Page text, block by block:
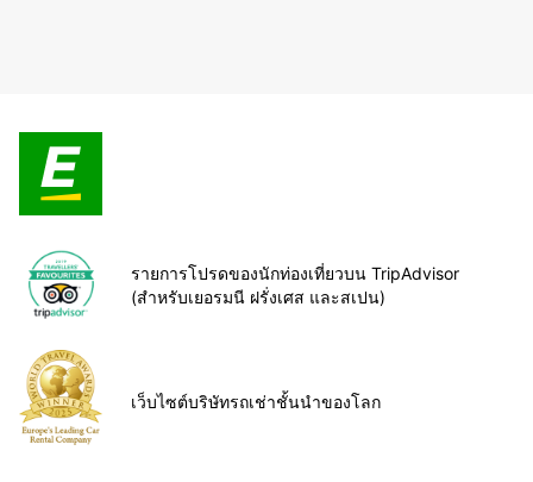
รายการโปรดของนักท่องเที่ยวบน TripAdvisor
(สำหรับเยอรมนี ฝรั่งเศส และสเปน)
เว็บไซต์บริษัทรถเช่าชั้นนำของโลก